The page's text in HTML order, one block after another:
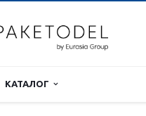
КАТАЛОГ